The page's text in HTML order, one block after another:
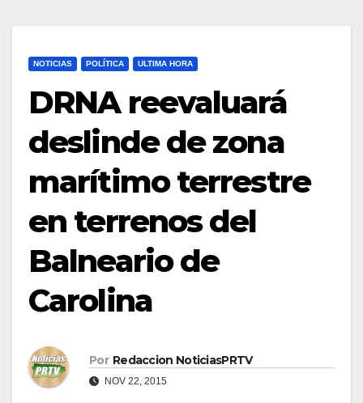
NOTICIAS POLÍTICA ULTIMA HORA
DRNA reevaluará
deslinde de zona
marítimo terrestre
en terrenos del
Balneario de
Carolina
Por Redaccion NoticiasPRTV
NOV 22, 2015